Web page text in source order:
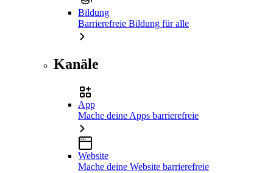
Bildung
Barrierefreie Bildung für alle
Kanäle
App
Mache deine Apps barrierefreie
Website
Mache deine Website barrierefreie